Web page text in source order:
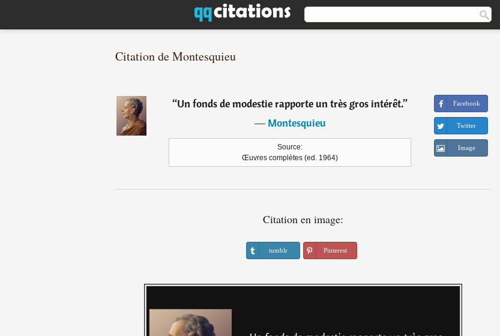
Citation de Montesquieu
“Un fonds de modestie rapporte un très gros intérêt.”
―Montesquieu
Source:
Œuvres complètes (ed. 1964)
Facebook
Twitter
Image
Citation en image:
tumblr Pinterest